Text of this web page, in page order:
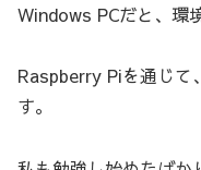
Windows PCだと、環
Raspberry Piを通じて
す。